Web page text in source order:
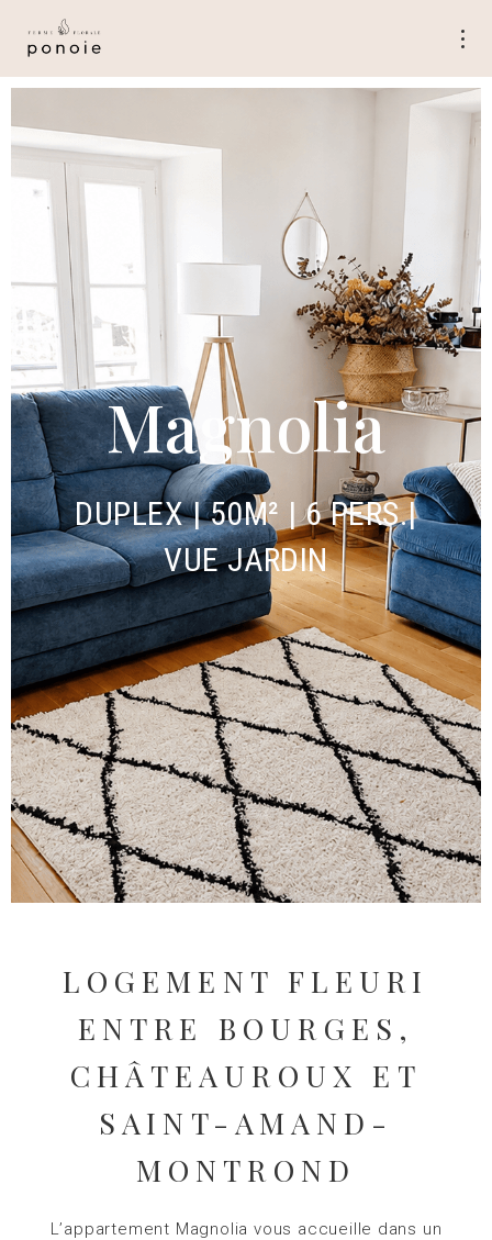
Magnolia
DUPLEX | 50M² | 6 PERS.|
VUE JARDIN
LOGEMENT FLEURI
ENTRE BOURGES,
CHÂTEAUROUX ET
SAINT-AMAND-
MONTROND
L’appartement Magnolia vous accueille dans un